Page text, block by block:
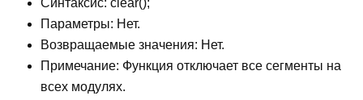
Синтаксис: clear();
Параметры: Нет.
Возвращаемые значения: Нет.
Примечание: Функция отключает все сегменты на
всех модулях.